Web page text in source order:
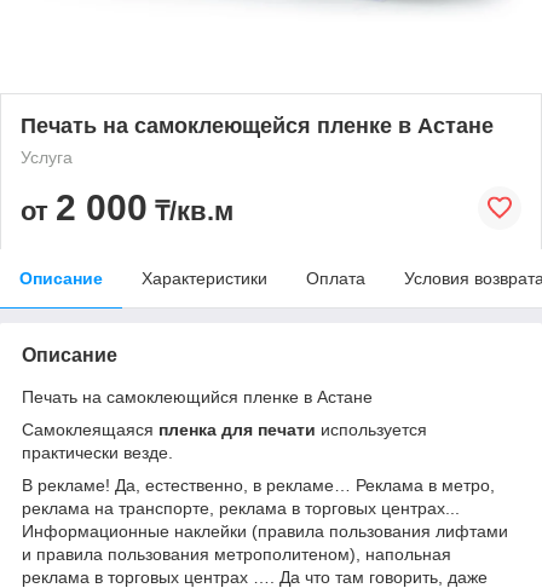
Печать на самоклеющейся пленке в Астане
Услуга
от 2 000 ₸/кв.м
Описание Характеристики Оплата Условия
Описание
Печать на самоклеющийся пленке в Астане
Самоклеящаяся пленка для печати используется
практически везде.
В рекламе! Да, естественно, в рекламе… Реклама в метро,
реклама на транспорте, реклама в торговых центрах...
Информационные наклейки (правила пользования лифтами
и правила пользования метрополитеном), напольная
реклама в торговых центрах …. Да что там говорить, даже